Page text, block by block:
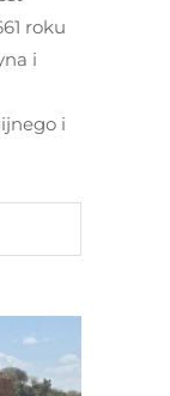
roku
i
i